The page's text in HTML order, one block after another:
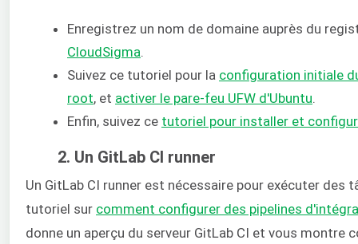
Enregistrez un nom de domaine auprès du
CloudSigma
Suivez ce tutoriel pour la configuration initiale
root, et activer le pare-feu UFW d'Ubuntu
Enfin, suivez ce tutoriel pour installer et
2. Un GitLab CI runner
Un GitLab CI runner est nécessaire pour exécuter
tutoriel sur comment configurer des pipelines
donne un aperçu du serveur GitLab CI et vous montre